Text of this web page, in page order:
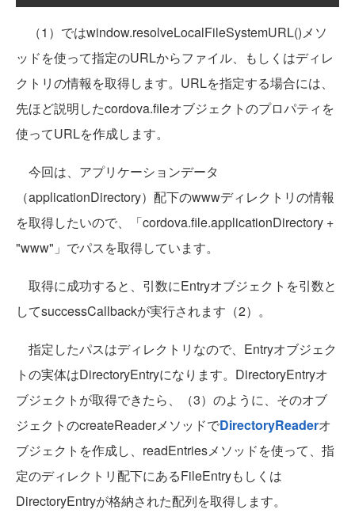
（1）ではwindow.resolveLocalFileSystemURL()メソ
ッドを使って指定のURLからファイル、もしくはディレ
クトリの情報を取得します。URLを指定する場合には、
先ほど説明したcordova.fileオブジェクトのプロパティを
使ってURLを作成します。
今回は、アプリケーションデータ
（applicationDirectory）配下のwwwディレクトリの情報
を取得したいので、「cordova.file.applicationDirectory +
"www"」でパスを取得しています。
取得に成功すると、引数にEntryオブジェクトを引数と
してsuccessCallbackが実行されます（2）。
指定したパスはディレクトリなので、Entryオブジェク
トの実体はDirectoryEntryになります。DirectoryEntryオ
ブジェクトが取得できたら、（3）のように、そのオブ
ジェクトのcreateReaderメソッドでDirectoryReaderオ
ブジェクトを作成し、readEntriesメソッドを使って、指
定のディレクトリ配下にあるFileEntryもしくは
DirectoryEntryが格納された配列を取得します。